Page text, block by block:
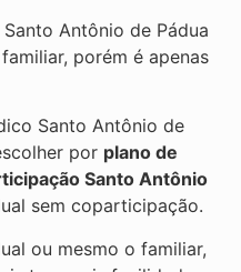
Antônio de Pádua
porém é apenas
Santo Antônio de
por plano de
Santo Antônio
sem coparticipação.
ou mesmo o familiar,